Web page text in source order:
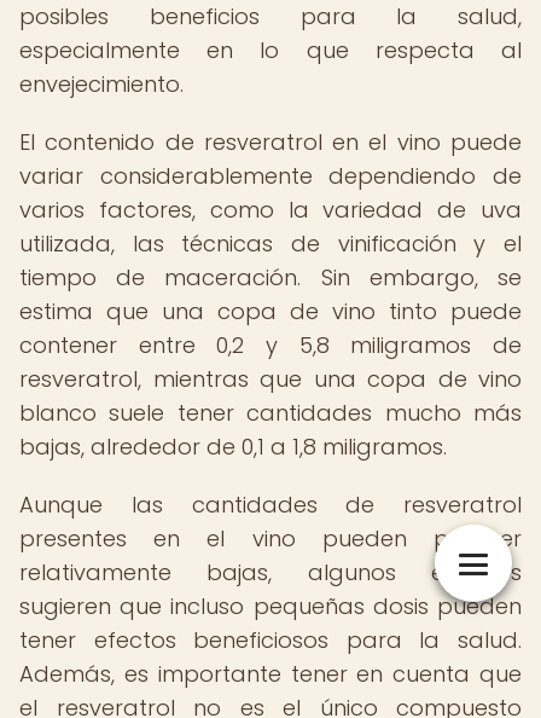
posibles beneficios para la salud,
especialmente en lo que respecta al
envejecimiento.
El contenido de resveratrol en el vino puede
variar considerablemente dependiendo de
varios factores, como la variedad de uva
utilizada, las técnicas de vinificación y el
tiempo de maceración. Sin embargo, se
estima que una copa de vino tinto puede
contener entre 0,2 y 5,8 miligramos de
resveratrol, mientras que una copa de vino
blanco suele tener cantidades mucho más
bajas, alrededor de 0,1 a 1,8 miligramos.
Aunque las cantidades de resveratrol
presentes en el vino pueden parecer
relativamente bajas, algunos estudios
sugieren que incluso pequeñas dosis pueden
tener efectos beneficiosos para la salud.
Además, es importante tener en cuenta que
el resveratrol no es el único compuesto